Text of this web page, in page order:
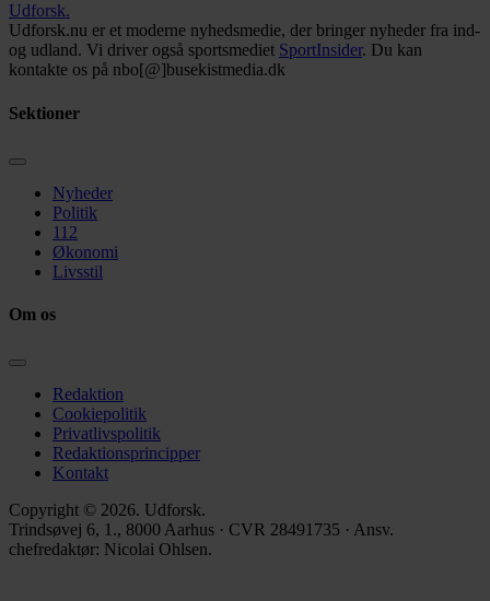
Udforsk.
Udforsk.nu er et moderne nyhedsmedie, der bringer nyheder fra ind-
og udland. Vi driver også sportsmediet SportInsider. Du kan
kontakte os på nbo[@]busekistmedia.dk
Sektioner
Nyheder
Politik
112
Økonomi
Livsstil
Om os
Redaktion
Cookiepolitik
Privatlivspolitik
Redaktionsprincipper
Kontakt
Copyright © 2026. Udforsk.
Trindsøvej 6, 1., 8000 Aarhus · CVR 28491735 · Ansv.
chefredaktør: Nicolai Ohlsen.